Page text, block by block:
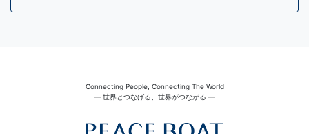
Connecting People, Connecting The World
― 世界とつなげる、世界がつながる ―